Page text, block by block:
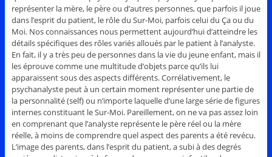
représenter la mère, le père ou d’autres personnes, que parfois il joue
dans l’esprit du patient, le rôle du Sur-Moi, parfois celui du Ça ou du
Moi. Nos connaissances nous permettent aujourd’hui d’atteindre les
détails spécifiques des rôles variés alloués par le patient à l’analyste.
En fait, il y a très peu de personnes dans la vie du jeune enfant, mais il
les éprouve comme une multitude d’objets parce qu’ils lui
apparaissent sous des aspects différents. Corrélativement, le
psychanalyste peut à un certain moment représenter une partie de
la personnalité (self) ou n’importe laquelle d’une large série de figures
internes constituant le Sur-Moi. Pareillement, on ne va pas assez loin
en comprenant que l’analyste représente le père réel ou la mère
réelle, à moins de comprendre quel aspect des parents a été revécu.
L’image des parents, dans l’esprit du patient, a subi à des degrés